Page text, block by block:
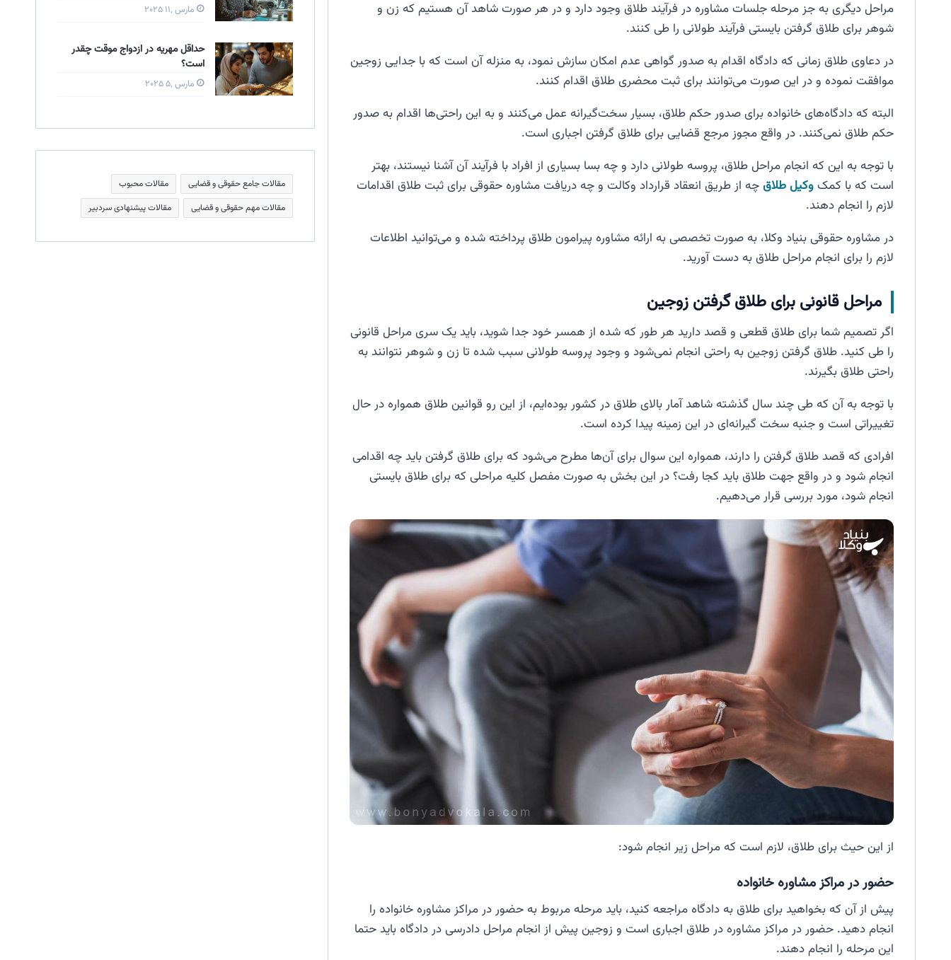
مراحل دیگری به جز مرحله جلسات مشاوره در فرآیند طلاق وجود دارد و در هر صورت شاهد آن هستیم که زن و
شوهر برای طلاق گرفتن بایستی فرآیند طولانی را طی کنند.
در دعاوی طلاق زمانی که دادگاه اقدام به صدور گواهی عدم امکان سازش نمود، به منزله آن است که با جدایی زوجین
موافقت نموده و در این صورت می‌توانند برای ثبت محضری طلاق اقدام کنند.
البته که دادگاه‌های خانواده برای صدور حکم طلاق، بسیار سخت‌گیرانه عمل می‌کنند و به این راحتی‌ها اقدام به صدور
حکم طلاق نمی‌کنند. در واقع مجوز مرجع قضایی برای طلاق گرفتن اجباری است.
با توجه به این که انجام مراحل طلاق، پروسه طولانی دارد و چه بسا بسیاری از افراد با فرآیند آن آشنا نیستند، بهتر
است که با کمکوکیل طلاقچه از طریق انعقاد قرارداد وکالت و چه دریافت مشاوره حقوقی برای ثبت طلاق اقدامات
لازم را انجام دهند.
در مشاوره حقوقی بنیاد وکلا، به صورت تخصصی به ارائه مشاوره پیرامون طلاق پرداخته شده و می‌توانید اطلاعات
لازم را برای انجام مراحل طلاق به دست آورید.
مراحل قانونی برای طلاق گرفتن زوجین
اگر تصمیم شما برای طلاق قطعی و قصد دارید هر طور که شده از همسر خود جدا شوید، باید یک سری مراحل قانونی
را طی کنید. طلاق گرفتن زوجین به راحتی انجام نمی‌شود و وجود پروسه طولانی سبب شده تا زن و شوهر نتوانند به
راحتی طلاق بگیرند.
با توجه به آن که طی چند سال گذشته شاهد آمار بالای طلاق در کشور بوده‌ایم، از این رو قوانین طلاق همواره در حال
تغییراتی است و جنبه سخت گیرانه‌ای در این زمینه پیدا کرده است.
افرادی که قصد طلاق گرفتن را دارند، همواره این سوال برای آن‌ها مطرح می‌شود که برای طلاق گرفتن باید چه اقدامی
انجام شود و در واقع جهت طلاق باید کجا رفت؟ در این بخش به صورت مفصل کلیه مراحلی که برای طلاق بایستی
انجام شود، مورد بررسی قرار می‌دهیم.
از این حیث برای طلاق، لازم است که مراحل زیر انجام شود:
حضور در مراکز مشاوره خانواده
پیش از آن که بخواهید برای طلاق به دادگاه مراجعه کنید، باید مرحله مربوط به حضور در مراکز مشاوره خانواده را
انجام دهید. حضور در مراکز مشاوره در طلاق اجباری است و زوجین پیش از انجام مراحل دادرسی در دادگاه باید حتما
این مرحله را انجام دهند.
مارس ۱۱٬ ۲۰۲۵
حداقل مهریه در ازدواج موقت چقدر
است؟
مارس ۵٬ ۲۰۲۵
مقالات جامع حقوقی و قضایی
مقالات محبوب
مقالات مهم حقوقی و قضایی
مقالات پیشنهادی سردبیر